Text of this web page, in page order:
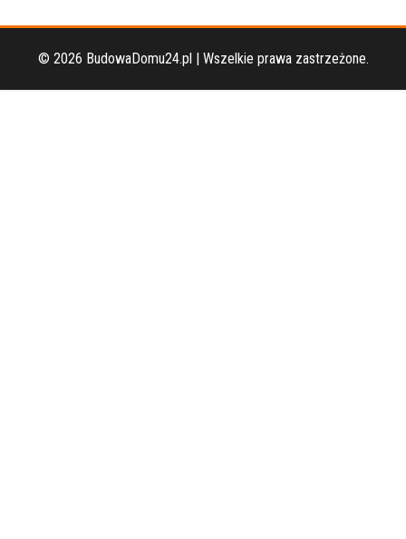
© 2026 BudowaDomu24.pl | Wszelkie prawa zastrzeżone.